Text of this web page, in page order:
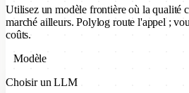
Utilisez un modèle frontière où la qualité
marché ailleurs. Polylog route l'appel ;
coûts.
Modèle
Choisir un LLM